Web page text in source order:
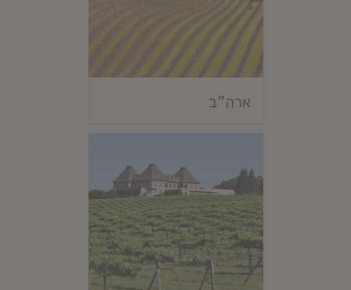
ארה"ב